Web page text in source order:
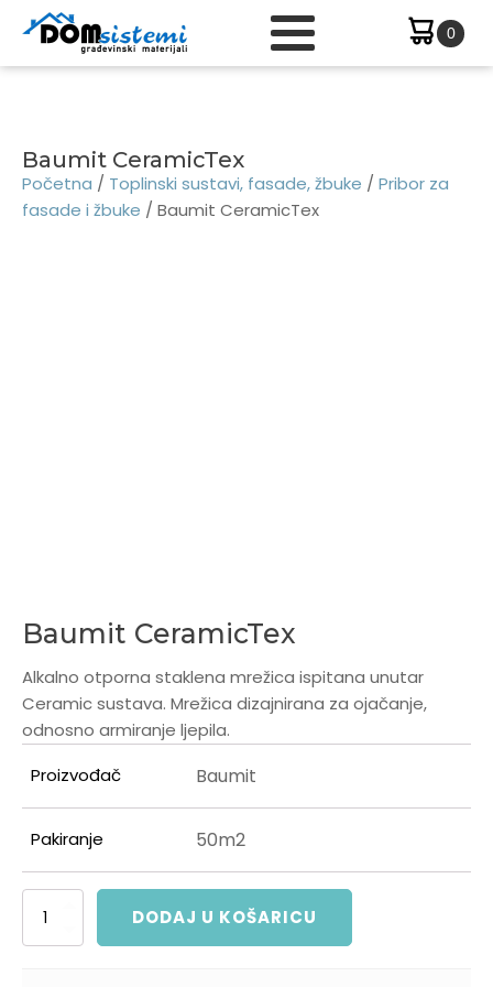
Baumit CeramicTex
Početna / Toplinski sustavi, fasade, žbuke / Pribor za
fasade i žbuke / Baumit CeramicTex
Baumit CeramicTex
Alkalno otporna staklena mrežica ispitana unutar
Ceramic sustava. Mrežica dizajnirana za ojačanje,
odnosno armiranje ljepila.
Proizvođač
Baumit
Pakiranje 50m2
CeramicTex
količina
DODAJ U KOŠARICU